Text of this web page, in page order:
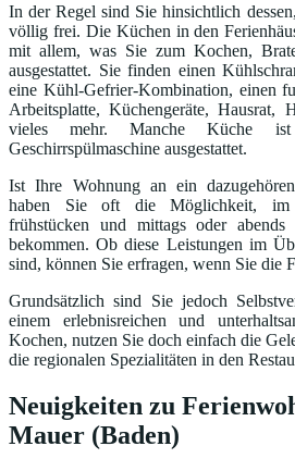
In der Regel sind Sie hinsichtlich
völlig frei. Die Küchen in den
mit allem, was Sie zum Kochen,
ausgestattet. Sie finden einen
eine Kühl-Gefrier-Kombination, einen
Arbeitsplatte, Küchengeräte, Hausrat,
vieles mehr. Manche Küche
Geschirrspülmaschine ausgestattet.
Ist Ihre Wohnung an ein
haben Sie oft die Möglichkeit, im
frühstücken und mittags oder
bekommen. Ob diese Leistungen im
sind, können Sie erfragen, wenn Sie die
Grundsätzlich sind Sie jedoch
einem erlebnisreichen und
Kochen, nutzen Sie doch einfach die
die regionalen Spezialitäten in den
Neuigkeiten zu
Mauer (Baden)